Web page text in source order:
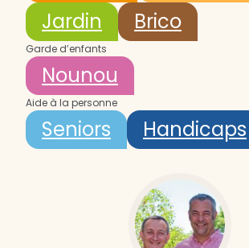
Jardin
Brico
Garde d’enfants
Nounou
Aide à la personne
Seniors Handicaps